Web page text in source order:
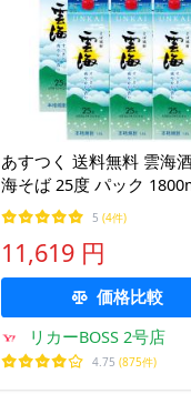
あすつく 送料無料 雲海
海そば 25度 パック
1.8L×1ケース/6本
5 (4件)
11,619 円
価格比較
リカーBOSS 2号店
4.75 (875件)